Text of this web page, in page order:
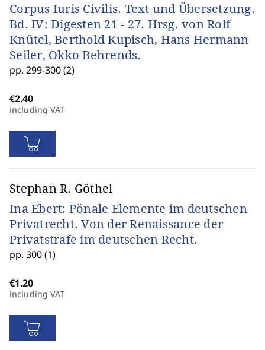
Corpus Iuris Civilis. Text und Übersetzung.
Bd. IV: Digesten 21 - 27. Hrsg. von Rolf
Knütel, Berthold Kupisch, Hans Hermann
Seiler, Okko Behrends.
pp. 299-300 (2)
including VAT
Stephan R. Göthel
Ina Ebert: Pönale Elemente im deutschen
Privatrecht. Von der Renaissance der
Privatstrafe im deutschen Recht.
pp. 300 (1)
including VAT